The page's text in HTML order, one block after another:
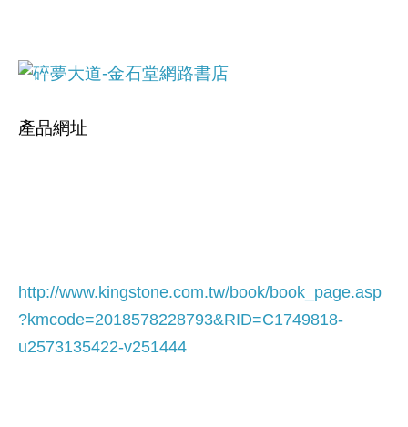
產品網址
http://www.kingstone.com.tw/book/book_page.asp
?kmcode=2018578228793&RID=C1749818-
u2573135422-v251444